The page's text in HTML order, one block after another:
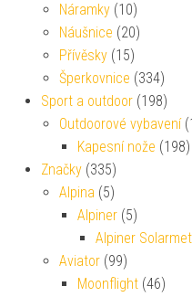
Náramky (10)
Náušnice (20)
Přívěsky (15)
Šperkovnice (334)
Sport a outdoor (198)
Outdoorové vybavení
Kapesní nože (198)
Značky (335)
Alpina (5)
Alpiner (5)
Alpiner
Aviator (99)
Moonflight (46)